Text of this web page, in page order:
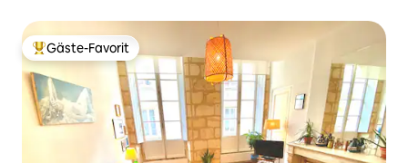
Beliebter Gäste-Favorit.
Gäste-Favorit